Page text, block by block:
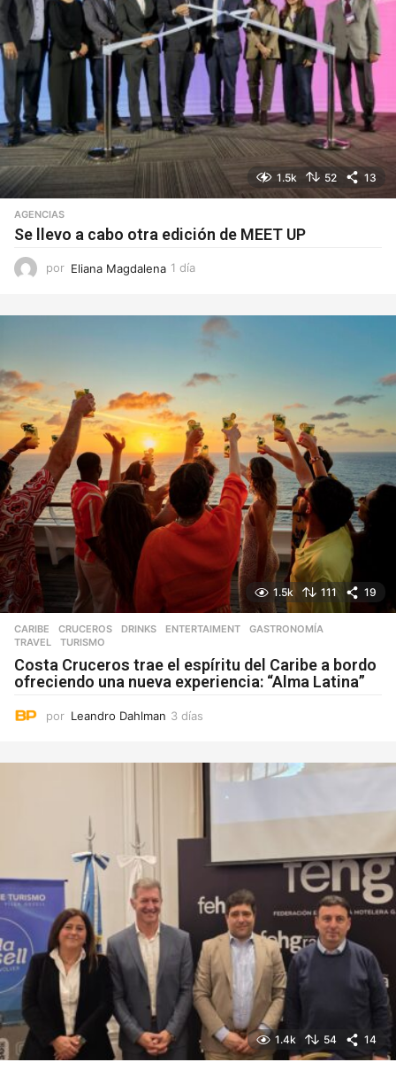
1.5k 52 13
AGENCIAS
Se llevo a cabo otra edición de MEET UP
por Eliana Magdalena 1 día
a
1.5k 111 19
CARIBE ,CRUCEROS ,DRINKS ,ENTERTAIMENT ,GASTRONOMÍA
TRAVEL
,TURISMO
Costa Cruceros trae el espíritu del Caribe a bordo
ofreciendo una nueva experiencia: “Alma Latina”
por Leandro Dahlman 3 días
a
1.4k 54 14